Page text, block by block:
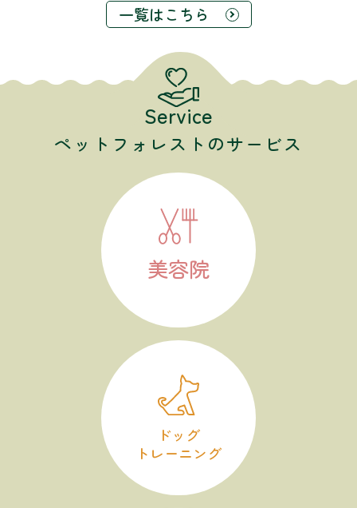
一覧はこちら
Service
ペットフォレストのサービス
美容院
ドッグ
トレーニング